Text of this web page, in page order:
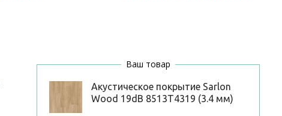
Ваш товар
Акустическое покрытие Sarlon
Wood 19dB 8513T4319 (3.4 мм)